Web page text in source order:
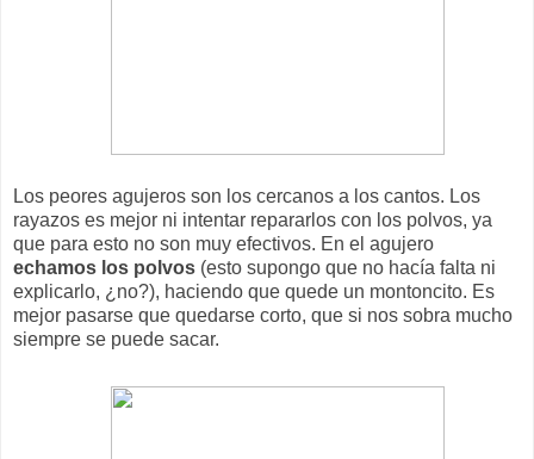
Los peores agujeros son los cercanos a los cantos. Los
rayazos es mejor ni intentar repararlos con los polvos, ya
que para esto no son muy efectivos. En el agujero
echamos los polvos (esto supongo que no hacía falta ni
explicarlo, ¿no?), haciendo que quede un montoncito. Es
mejor pasarse que quedarse corto, que si nos sobra mucho
siempre se puede sacar.